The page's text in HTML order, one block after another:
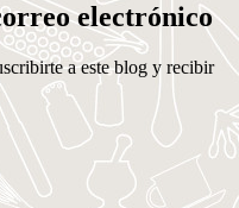
electrónico
a este blog y recibir